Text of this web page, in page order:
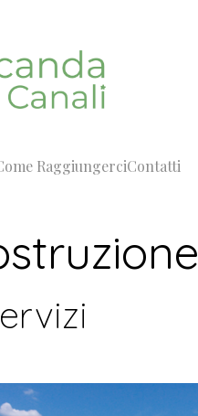
RaggiungerciContatti